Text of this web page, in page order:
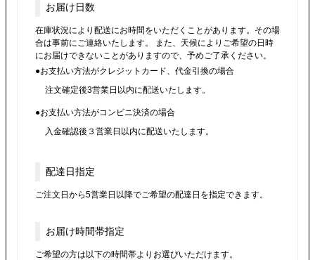
お届け日数
在庫状況により配送にお時間をいただくことがあります。その場
合は事前にご連絡いたします。 また、天候によりご希望の日時
にお届けできないことがありますので、予めご了承ください。
お支払い方法がクレジットカード、代金引換の場合
注文確定後3営業日以内に配送いたします。
お支払い方法がコンビニ決済の場合
入金確認後３営業日以内に配送いたします。
配達日指定
ご注文日から5営業日以降でご希望の配達日を指定できます。
お届け時間帯指定
ご希望の方は以下の時間帯よりお選びいただけます。